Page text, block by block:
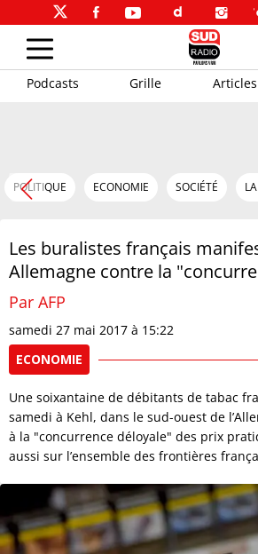
Podcasts Grille Articles
POLITIQUE ECONOMIE SOCIÉTÉ
Les buralistes français
Allemagne contre la
Par AFP
samedi 27 mai 2017 à 15:22
ECONOMIE
Une soixantaine de débitants de tabac
samedi à Kehl, dans le sud-ouest de
à la "concurrence déloyale" des prix
aussi sur l’ensemble des frontières